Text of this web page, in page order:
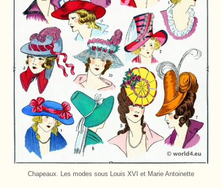
Chapeaux. Les modes sous Louis XVI et Marie Antoinette